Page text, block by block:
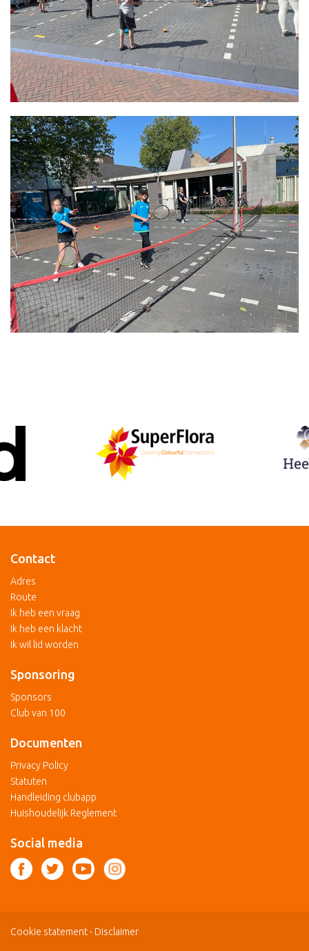
Contact
Adres
Route
Ik heb een vraag
Ik heb een klacht
Ik wil lid worden
Sponsoring
Sponsors
Club van 100
Documenten
Privacy Policy
Statuten
Handleiding clubapp
Huishoudelijk Reglement
Social media
Cookie statement- Disclaimer